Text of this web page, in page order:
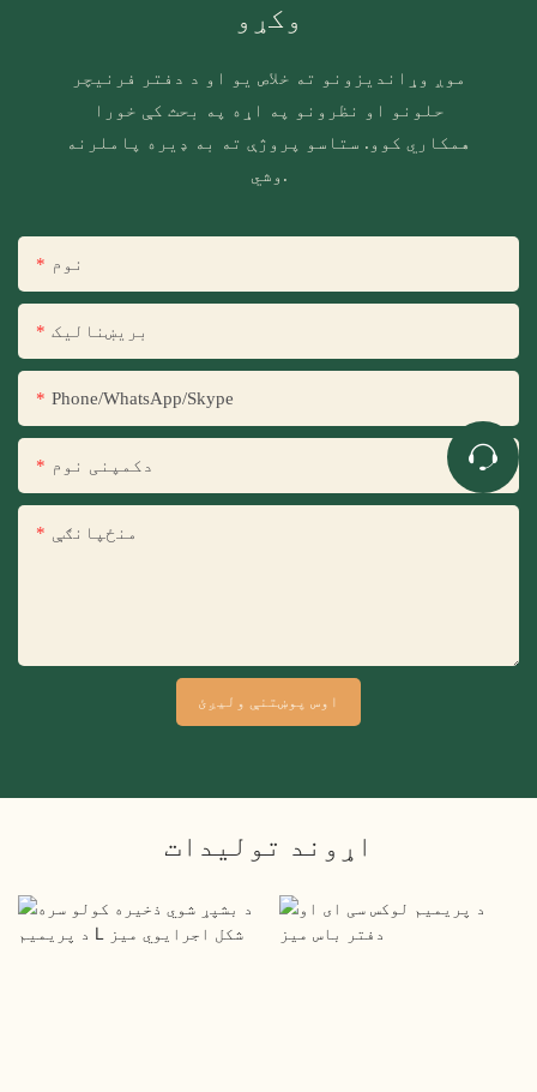
وکړو
موږ وړاندیزونو ته خلاص یو او د دفتر فرنیچر
حلونو او نظرونو په اړه په بحث کې خورا
همکاري کوو. ستاسو پروژې ته به ډیره پاملرنه
وشي.
نوم
بریښنالیک
Phone/WhatsApp/Skype
دکمپنی نوم
منځپانګې
اوس پوښتنې ولیږئ
اړوند توليدات